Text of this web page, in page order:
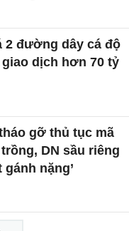
2 đường dây cá độ
giao dịch hơn 70 tỷ
gỡ thủ tục mã
DN sầu riêng
gánh nặng’